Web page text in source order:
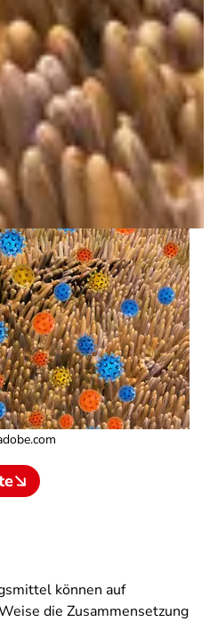
können auf
die Zusammensetzung